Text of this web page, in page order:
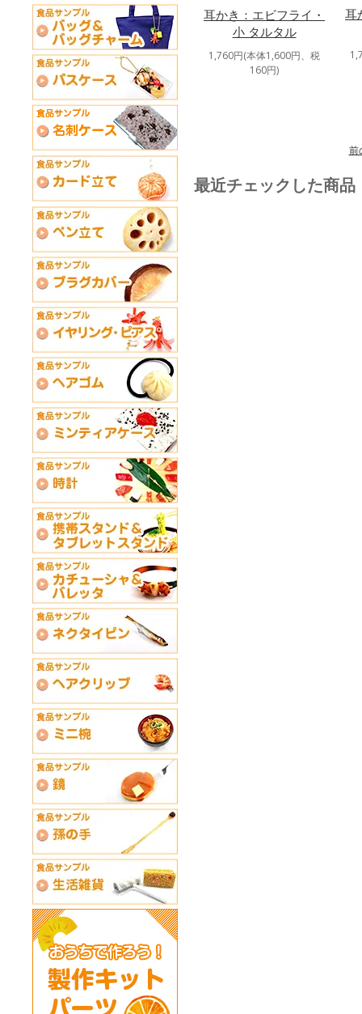
耳かき：エビフライ・
小 タルタル
1,760円(本体1,600円、税
160円)
耳
前
最近チェックした商品